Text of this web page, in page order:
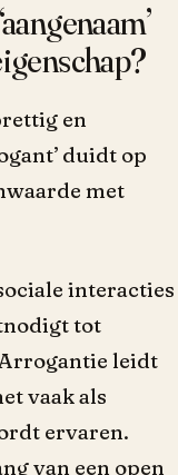
en
duidt op
met
interacties
tot
leidt
vaak als
ervaren.
van een open